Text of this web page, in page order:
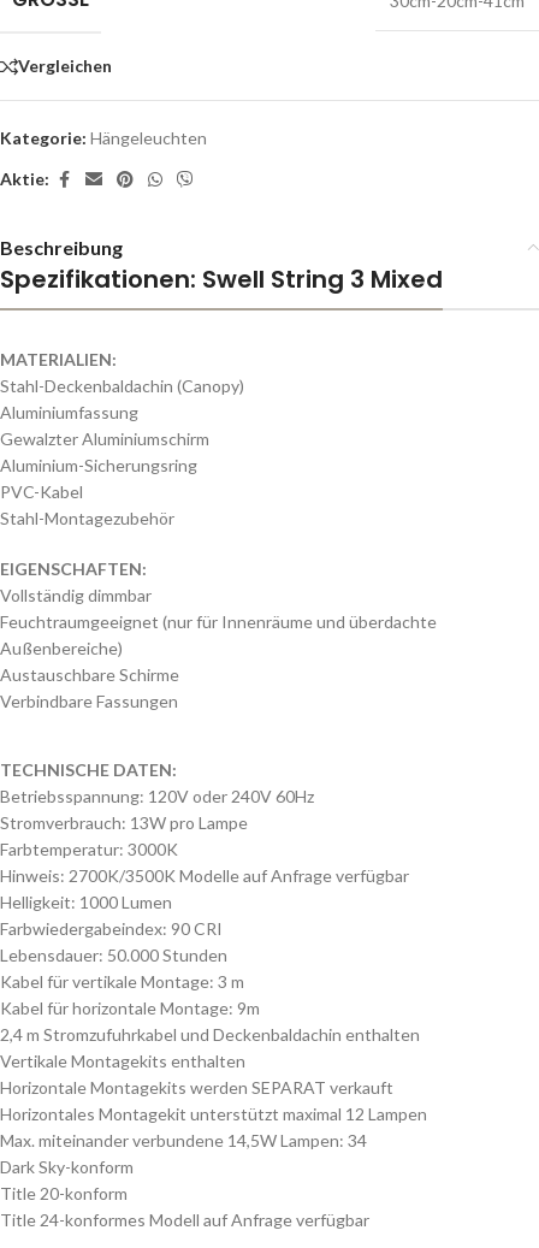
Vergleichen
Kategorie: Hängeleuchten
Aktie:
Beschreibung
Spezifikationen: Swell String 3 Mixed
MATERIALIEN:
Stahl-Deckenbaldachin (Canopy)
Aluminiumfassung
GewalzterAluminiumschirm
Aluminium-Sicherungsring
PVC-Kabel
Stahl-Montagezubehör
EIGENSCHAFTEN:
Vollständigdimmbar
Feuchtraumgeeignet (nurfür Innenräumeund überdachte
Außenbereiche)
AustauschbareSchirme
VerbindbareFassungen
TECHNISCHE DATEN:
Betriebsspannung: 120V oder 240V 60Hz
Stromverbrauch: 13W pro Lampe
Farbtemperatur: 3000K
Hinweis: 2700K/3500K Modelle auf Anfrage verfügbar
Helligkeit: 1000 Lumen
Farbwiedergabeindex: 90 CRI
Lebensdauer: 50.000 Stunden
Kabel für vertikale Montage: 3 m
Kabel für horizontale Montage: 9m
2,4 m Stromzufuhrkabel und Deckenbaldachin enthalten
Vertikale Montagekits enthalten
Horizontale Montagekits werden SEPARAT verkauft
Horizontales Montagekit unterstützt maximal 12 Lampen
Max. miteinander verbundene 14,5W Lampen: 34
Dark Sky-konform
Title 20-konform
Title 24-konformes Modell auf Anfrage verfügbar